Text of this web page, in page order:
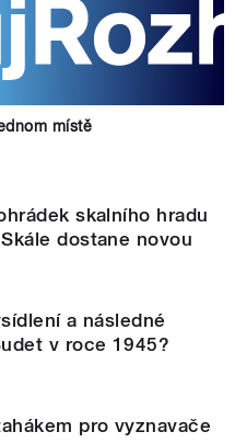
místě
skalního hradu
dostane novou
a následné
v roce 1945?
pro vyznavače